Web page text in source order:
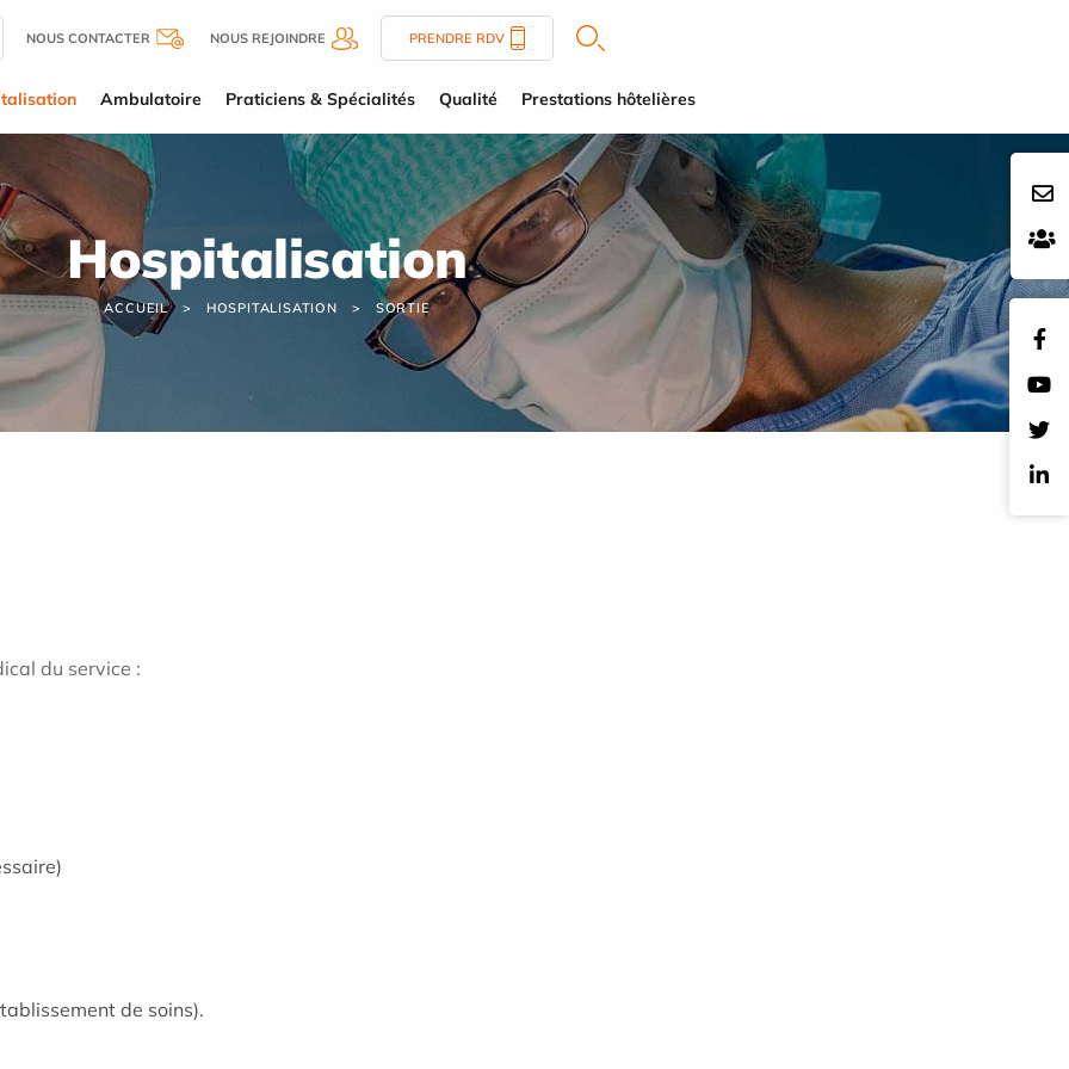
NOUS CONTACTER NOUS REJOINDRE PRENDRE RDV
Ambulatoire Praticiens & Spécialités Qualité Prestations hôtelières
Hospitalisation
ACCUEIL HOSPITALISATION SORTIE
du service :
de soins).